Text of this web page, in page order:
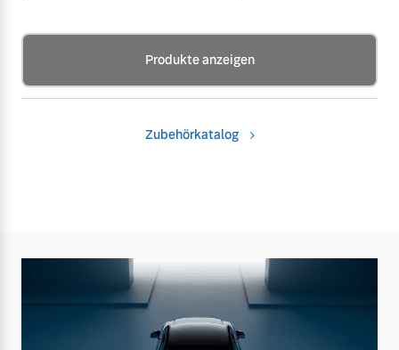
Produkte anzeigen
Zubehörkatalog